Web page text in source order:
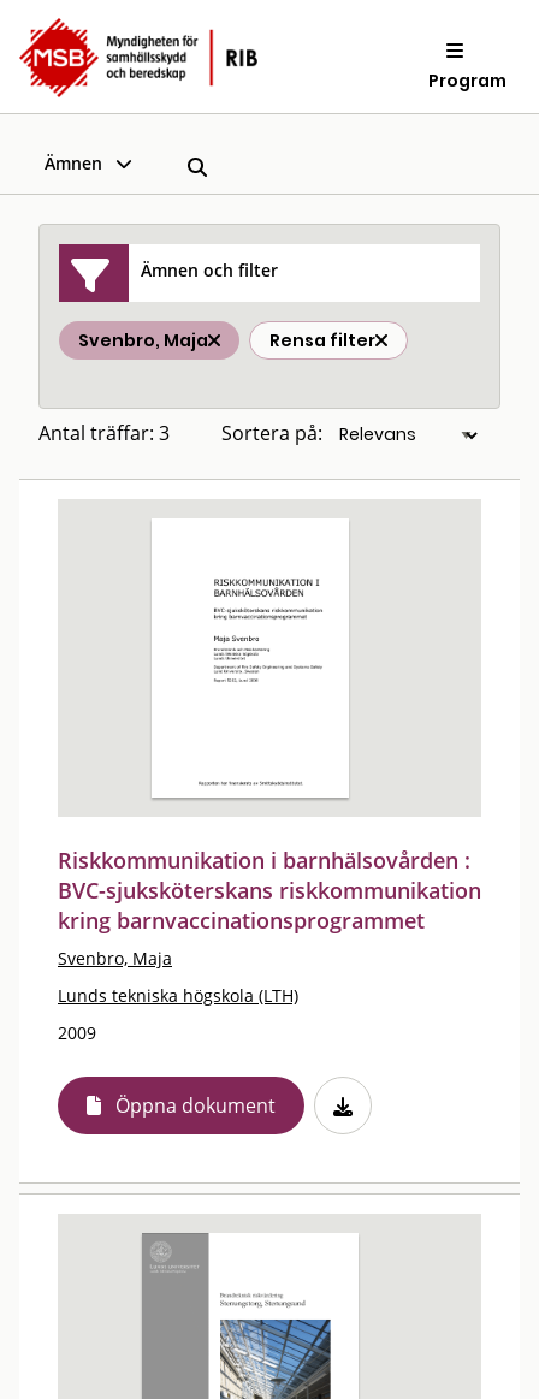
Program
Ämnen
Ämnen och filter
Svenbro, Maja Rensa filter
Antal träffar: 3 Sortera på:
Riskkommunikation i barnhälsovården :
BVC-sjuksköterskans riskkommunikation
kring barnvaccinationsprogrammet
Svenbro, Maja
Lunds tekniska högskola (LTH)
2009
Öppna dokument